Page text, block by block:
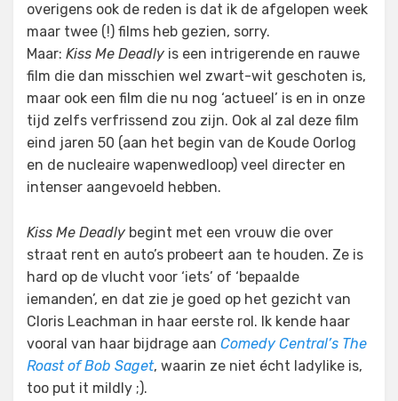
overigens ook de reden is dat ik de afgelopen week
maar twee (!) films heb gezien, sorry.
Maar: Kiss Me Deadly is een intrigerende en rauwe
film die dan misschien wel zwart-wit geschoten is,
maar ook een film die nu nog ‘actueel’ is en in onze
tijd zelfs verfrissend zou zijn. Ook al zal deze film
eind jaren 50 (aan het begin van de Koude Oorlog
en de nucleaire wapenwedloop) veel directer en
intenser aangevoeld hebben.
Kiss Me Deadly begint met een vrouw die over
straat rent en auto’s probeert aan te houden. Ze is
hard op de vlucht voor ‘iets’ of ‘bepaalde
iemanden’, en dat zie je goed op het gezicht van
Cloris Leachman in haar eerste rol. Ik kende haar
vooral van haar bijdrage aan Comedy Central’s The
Roast of Bob Saget, waarin ze niet écht ladylike is,
too put it mildly ;).